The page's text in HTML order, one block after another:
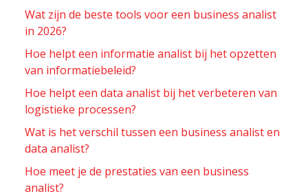
Wat zijn de beste tools voor een business analist
in 2026?
Hoe helpt een informatie analist bij het opzetten
van informatiebeleid?
Hoe helpt een data analist bij het verbeteren van
logistieke processen?
Wat is het verschil tussen een business analist en
data analist?
Hoe meet je de prestaties van een business
analist?